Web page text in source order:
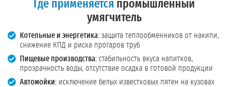
Где применяется промышленный
умягчитель
Котельные и энергетика: защита теплообменников от накипи,
снижение КПД и риска прогаров труб
Пищевые производства: стабильность вкуса напитков,
прозрачность воды, отсутствие осадка в готовой продукции
Автомойки: исключение белых известковых пятен на кузовах